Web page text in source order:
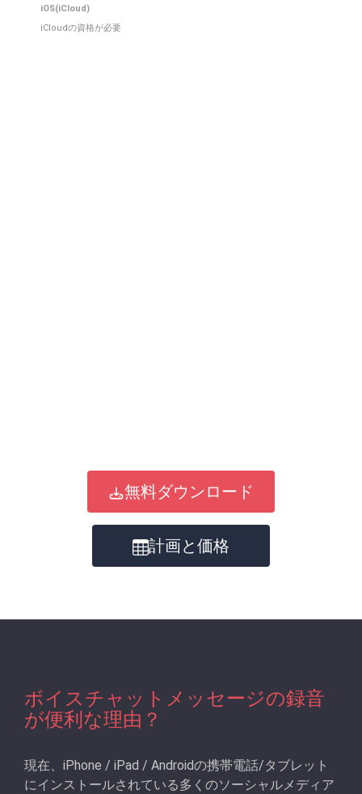
iOS(iCloud)
iCloudの資格が必要
無料ダウンロード
計画と価格
ボイスチャットメッセージの録音
が便利な理由？
現在、iPhone / iPad / Androidの携帯電話/タブレット
にインストールされている多くのソーシャルメディア